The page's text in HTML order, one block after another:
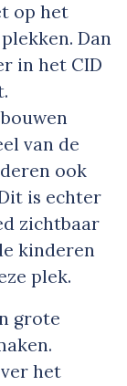
op het
Dan
in het CID
van de
ook
is echter
zichtbaar
kinderen
plek.
grote
het